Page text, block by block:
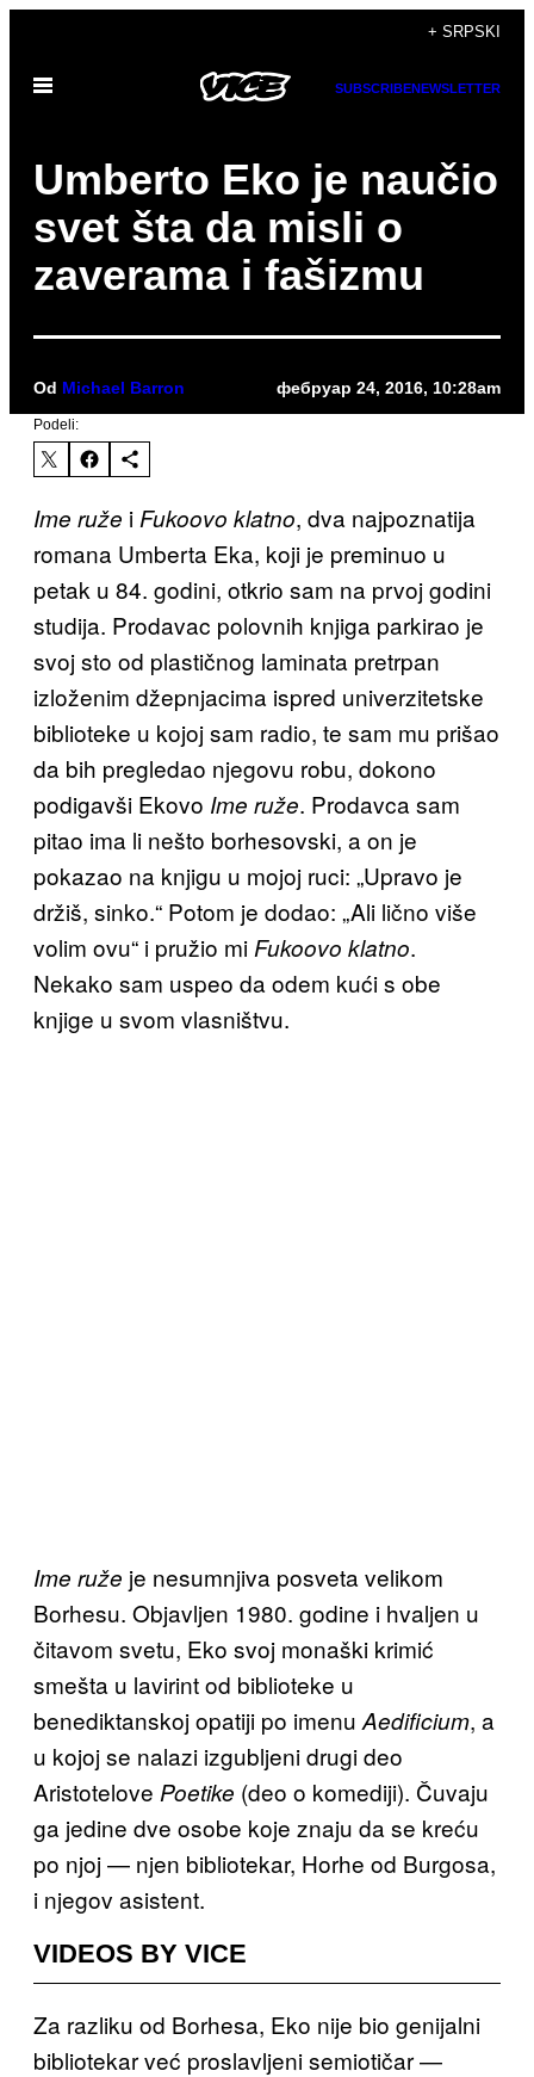
садржај
+ SRPSKI
Otvori
SUBSCRIBENEWSLETTER
Umberto Eko je naučio
svet šta da misli o
zaverama i fašizmu
Od Michael Barron фебруар 24, 2016, 10:28am
Podeli:
Ime ruže i Fukoovo klatno, dva najpoznatija
romana Umberta Eka, koji je preminuo u
petak u 84. godini, otkrio sam na prvoj godini
studija. Prodavac polovnih knjiga parkirao je
svoj sto od plastičnog laminata pretrpan
izloženim džepnjacima ispred univerzitetske
biblioteke u kojoj sam radio, te sam mu prišao
da bih pregledao njegovu robu, dokono
podigavši Ekovo Ime ruže. Prodavca sam
pitao ima li nešto borhesovski, a on je
pokazao na knjigu u mojoj ruci: „Upravo je
držiš, sinko.“ Potom je dodao: „Ali lično više
volim ovu“ i pružio mi Fukoovo klatno.
Nekako sam uspeo da odem kući s obe
knjige u svom vlasništvu.
Ime ruže je nesumnjiva posveta velikom
Borhesu. Objavljen 1980. godine i hvaljen u
čitavom svetu, Eko svoj monaški krimić
smešta u lavirint od biblioteke u
benediktanskoj opatiji po imenu Aedificium, a
u kojoj se nalazi izgubljeni drugi deo
Aristotelove Poetike (deo o komediji). Čuvaju
ga jedine dve osobe koje znaju da se kreću
po njoj — njen bibliotekar, Horhe od Burgosa,
i njegov asistent.
VIDEOS BY VICE
Za razliku od Borhesa, Eko nije bio genijalni
bibliotekar već proslavljeni semiotičar —